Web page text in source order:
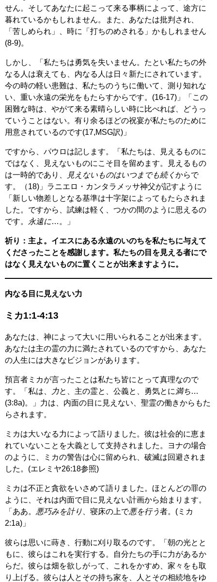
せん。そしてあなたに起こって来る事柄によって、途方に
暮れているかもしれません。また、あなたは批判され、
「苦しめられ」、時に「打ちのめされる」かもしれません
(8-9)。
しかし、「私たちは勇気を失いません。たとい私たちの外
なる人は衰えても、内なる人は日々新たにされています。
今の時の軽い患難は、私たちのうちに働いて、測り知れな
い、重い永遠の栄光をもたらすからです。(16-17)」「この
困難な時は、やがて来る素晴らしい時に比べれば、どうっ
ていうことはない。有り余るほどの祝宴が私たちのために
用意されているのです(17,MSG訳)」
ですから、パウロは記します。「私たちは、見えるものに
ではなく、見えないものにこそ目を留めます。見えるもの
は一時的であり、
見えないものはいつまでも続くからで
す。（18)」ラニエロ・カンタラメッサ神父が記すように
「新しい物差しとなる基準は十字架によってもたらされま
した。ですから、試練は軽く、つかの間のように思えるの
です。
永遠に…。」
祈り：主よ。イエスにある永遠のいのちを私たちに与えて
くださったことを感謝します。私たちの目を見える者にで
はなく見えないものに置くことが出来ますように。
内なる目に見えない力
ミカ1:1-4:13
あなたは、神によって大いに用いられることが出来ます。
あなたは主の霊の力に満たされているのですから、あなた
の人生には大きなビジョンがあります。
預言者ミカが言ったことは私たち皆にとって真理なので
す。「私は、
力と、主の霊と、公義と、勇気とに 満ち…
(3:8a)。」力は、内面の目に見えない、聖霊の働きからもた
らされます。
ミカは大いなる力によって語りました。彼は社会的に恵ま
れていないことを大義として支持されました。ヨナの場合
のように、ミカの警告は心に留められ、破滅は回避されま
した。(エレミヤ26:18参照)
ミカは不正と貪欲をいさめて語りました。ほとんどの罪の
ように、それは内面で目に見えない計画から始まります。
「ああ。 悪巧みを計り 、寝床の上で悪を行う者。(ミカ
2:1a)」
彼らは思いに蒔き、行動に刈り取るのです。「朝の光とと
もに、彼らはこれを実行する。自分たちの手に力があるか
らだ。彼らは畑を欲しがって、これをかすめ、家々をも取
り上げる。彼らは人とその持ち家を、人とその相続地をゆ